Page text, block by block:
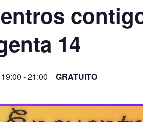
14
-21:00 GRATUITO